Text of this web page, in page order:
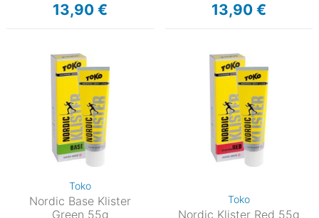
13,90 € 13,90 €
Toko
Nordic Base Klister
Green 55g
Toko
Nordic Klister Red 55g